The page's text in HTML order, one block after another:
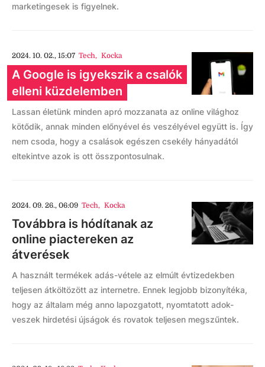
marketingesek is figyelnek.
2024. 10. 02., 15:07 Tech, Kocka
A Google is igyekszik a csalók
elleni küzdelemben
Lassan életünk minden apró mozzanata az online világhoz
kötődik, annak minden előnyével és veszélyével együtt is. Így
nem csoda, hogy a csalások egészen csekély hányadától
eltekintve azok is ott összpontosulnak.
2024. 09. 26., 06:09 Tech, Kocka
Továbbra is hódítanak az
online piactereken az
átverések
A használt termékek adás-vétele az elmúlt évtizedekben
teljesen átköltözött az internetre. Ennek legjobb bizonyítéka,
hogy az általam még anno lapozgatott, nyomtatott adok-
veszek hirdetési újságok és rovatok teljesen megszűntek.